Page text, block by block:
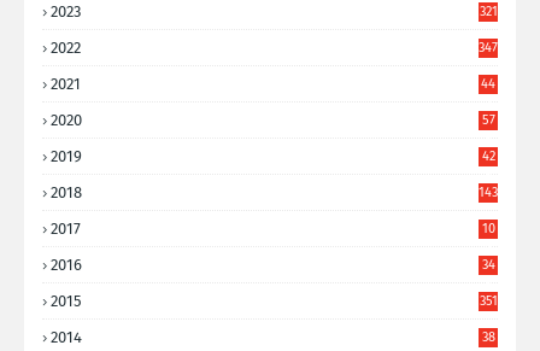
2023 321
2022 347
2021
44
2020
57
2019
42
2018 143
2017
10
2016
34
2015 351
2014
38